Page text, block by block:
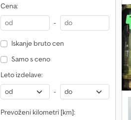
Cena:
-
Iskanje bruto cen
Samo s ceno
Leto izdelave:
-
Prevoženi kilometri [km]: